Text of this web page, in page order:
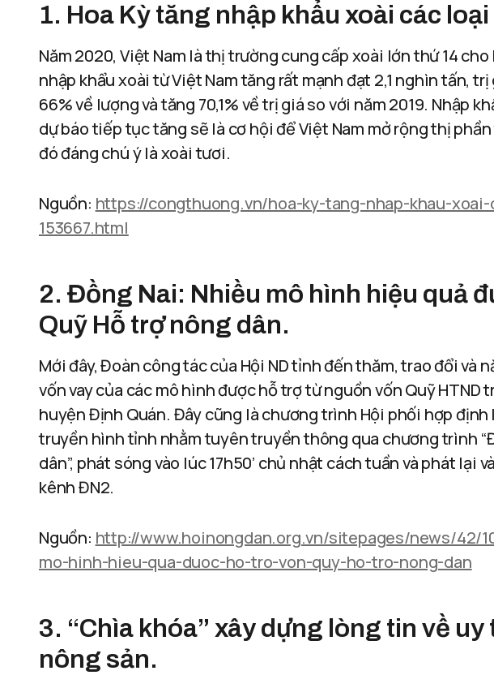
1. Hoa Kỳ tăng nhập khẩu xoài các
Năm 2020, Việt Nam là thị trường cung cấp xoài lớn thứ 14 cho
nhập khẩu xoài từ Việt Nam tăng rất mạnh đạt 2,1 nghìn tấn, trị
66% về lượng và tăng 70,1% về trị giá so với năm 2019. Nhập
dự báo tiếp tục tăng sẽ là cơ hội để Việt Nam mở rộng thị
đó đáng chú ý là xoài tươi.
Nguồn: https://congthuong.vn/hoa-ky-tang-nhap-khau-
153667.html
2. Đồng Nai: Nhiều mô hình hiệu quả
Quỹ Hỗ trợ nông dân.
Mới đây, Đoàn công tác của Hội ND tỉnh đến thăm, trao đổi và
vốn vay của các mô hình được hỗ trợ từ nguồn vốn Quỹ HTND
huyện Định Quán. Đây cũng là chương trình Hội phối hợp định
truyền hình tỉnh nhằm tuyên truyền thông qua chương trình
dân”, phát sóng vào lúc 17h50’ chủ nhật cách tuần và phát lại
kênh ĐN2.
Nguồn: http://www.hoinongdan.org.vn/sitepages/news/42/
mo-hinh-hieu-qua-duoc-ho-tro-von-quy-ho-tro-nong-dan
3. “Chìa khóa” xây dựng lòng tin về
nông sản.